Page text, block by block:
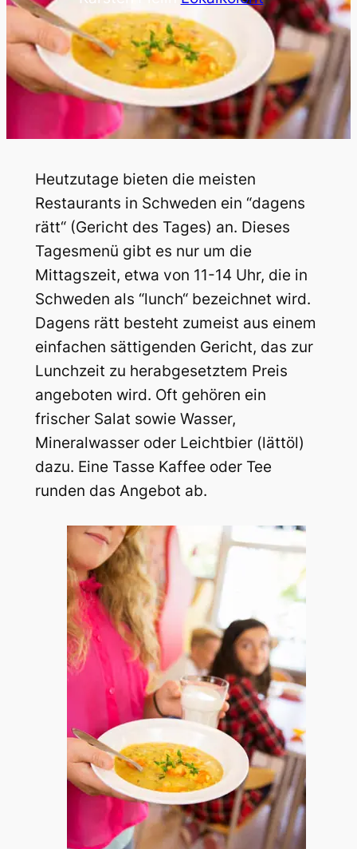
Heutzutage bieten die meisten
Restaurants in Schweden ein “dagens
rätt“ (Gericht des Tages) an. Dieses
Tagesmenü gibt es nur um die
Mittagszeit, etwa von 11-14 Uhr, die in
Schweden als “lunch“ bezeichnet wird.
Dagens rätt besteht zumeist aus einem
einfachen sättigenden Gericht, das zur
Lunchzeit zu herabgesetztem Preis
angeboten wird. Oft gehören ein
frischer Salat sowie Wasser,
Mineralwasser oder Leichtbier (lättöl)
dazu. Eine Tasse Kaffee oder Tee
runden das Angebot ab.